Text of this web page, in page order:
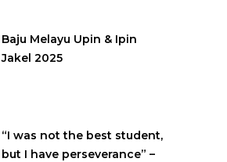
Baju Melayu Upin & Ipin
Jakel 2025
“I was not the best student,
but I have perseverance” –